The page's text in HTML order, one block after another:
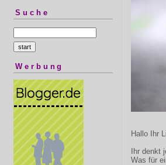
Suche
Werbung
Hallo Ihr
Ihr denkt
Was für